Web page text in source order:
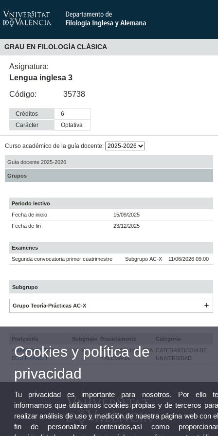
GRAU EN FILOLOGÍA CLÁSICA
Asignatura:
Lengua inglesa 3
Código:
35738
Créditos
6
Carácter
optativa
Curso académico de la guía docente:
Guía docente 2025-2026
Grupos
Periodo lectivo
Fecha de inicio
15/09/2025
Fecha de fin
23/12/2025
Examenes
Segunda convocatoria primer cuatrimestre
Subgrupo AC-X 11/06/2026 09:00
Subgrupo
Grupo Teoría-Prácticas AC-X
Profesor/a Subgrupo Departamento
Categoría
AMPARO PATRICIA
BOU FRANCH
AC-X
FILOLOGÍA INGLESA
Y ALEMANA
CATEDRÁTICO/A DE
UNIVERSIDAD
Cookies y política de
privacidad
Tu privacidad es importante para nosotros. Por ello
informamos que utilizamos cookies propias y de terceros
realizar análisis de uso y medición de nuestra página web con
fin de personalizar contenidos,así como